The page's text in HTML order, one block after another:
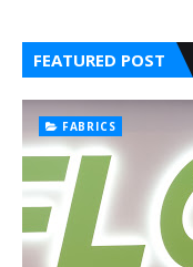
FEATURED POST
FABRICS